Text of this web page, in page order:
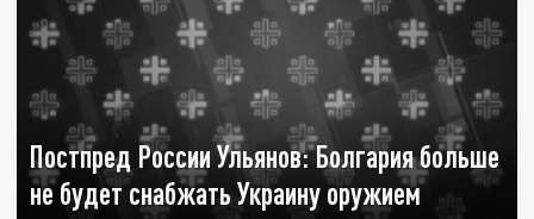
Постпред России Ульянов: Болгария больше
не будет снабжать Украину оружием